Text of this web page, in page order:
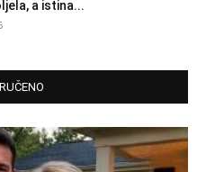
a istina...